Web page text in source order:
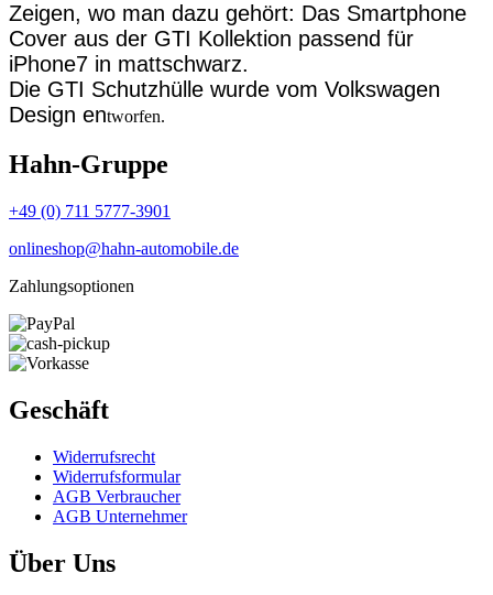
Zeigen, wo man dazu gehört: Das Smartphone
Cover aus der GTI Kollektion passend für
iPhone7 in mattschwarz.
Die GTI Schutzhülle wurde vom Volkswagen
Design entworfen.
Hahn-Gruppe
+49 (0) 711 5777-3901
onlineshop@hahn-automobile.de
Zahlungsoptionen
Geschäft
Widerrufs­recht
Widerrufs­formular
AGB Verbraucher
AGB Unternehmer
Über Uns